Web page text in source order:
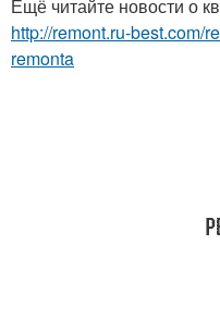
Ещё читайте новости о
http://remont.ru-best.com/
remonta